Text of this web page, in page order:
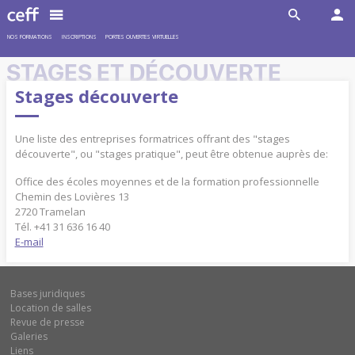
NOS FORMATIONS INSCRIPTIONS PORTES OUVERTES VIRTUELLES
STAGES ET DÉCOUVERTE
Stages découverte
Une liste des entreprises formatrices offrant des "stages
découverte", ou "stages pratique", peut être obtenue auprès de:
Office des écoles moyennes et de la formation professionnelle
Chemin des Lovières 13
2720 Tramelan
Tél. +41 31 636 16 40
E-mail
Bases juridiques
Location de salles
Revue de presse
Galeries
Liens